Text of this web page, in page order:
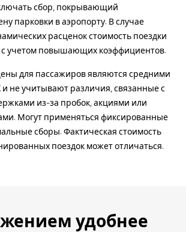
сбор, покрывающий
парковки в аэропорту. В случае
расценок стоимость поездки
с учетом повышающих коэффициентов.
для пассажиров являются средними
и не учитывают различия, связанные с
из-за пробок, акциями или
Могут применяться фиксированные
сборы. Фактическая стоимость
поездок может отличаться.
удобнее